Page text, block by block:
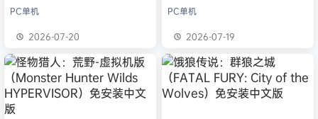
8月4日
加入本站 9小时前
PC单机
2026-07-20
PC单机
2026-07-19